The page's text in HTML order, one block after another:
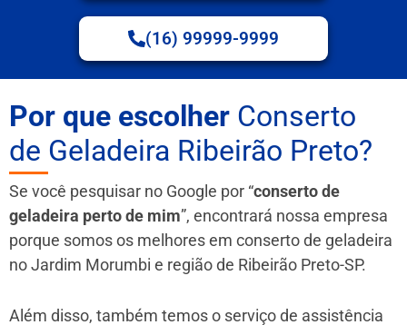
(16) 99999-9999
Por que escolher Conserto
de Geladeira Ribeirão Preto?
Se você pesquisar no Google por “conserto de
geladeira perto de mim”, encontrará nossa empresa
porque somos os melhores em conserto de geladeira
no Jardim Morumbi e região de Ribeirão Preto-SP.
Além disso, também temos o serviço de assistência